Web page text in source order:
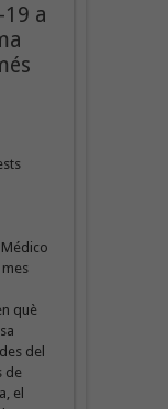
a
què
del
de
el